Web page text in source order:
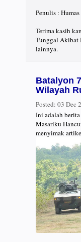
Penulis : Humas
Terima kasih
Tunggal Akibat
lainnya.
Batalyon
Wilayah
Posted: 03 Dec
Ini adalah
Masariku
menyimak